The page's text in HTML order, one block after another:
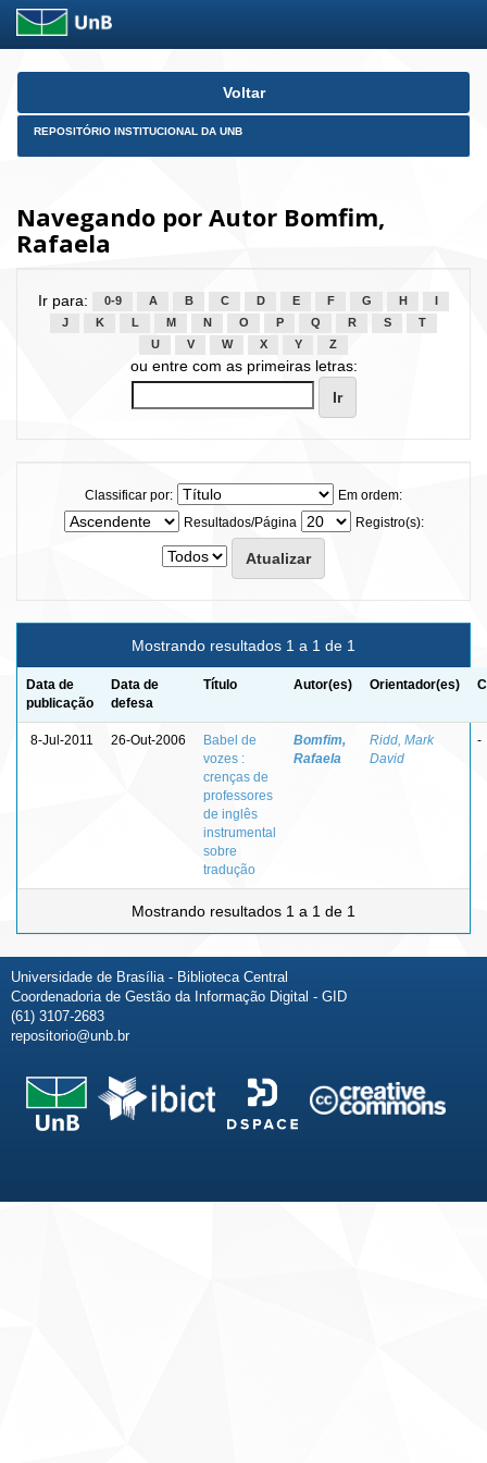
Skip
Voltar
REPOSITÓRIO INSTITUCIONAL DA UNB
Navegando por Autor Bomfim,
Rafaela
Ir para: 0-9 A B C D E F G H
J
K L M N O P Q R S
T
U
V W X Y Z
ou entre com as primeiras letras:
Classificar por:
Em ordem:
Resultados/Página
Registro(s):
Mostrando resultados 1 a 1 de 1
Data de
publicação
Data de
defesa
Título Autor(es) Orientador(es)
8-Jul-2011 26-Out-2006
Babel de
vozes :
crenças de
professores
de inglês
instrumental
sobre
tradução
Bomfim,
Rafaela
Ridd, Mark
David
-
Mostrando resultados 1 a 1 de 1
Universidade de Brasília - Biblioteca Central
Coordenadoria de Gestão da Informação Digital - GID
(61) 3107-2683
repositorio@unb.br